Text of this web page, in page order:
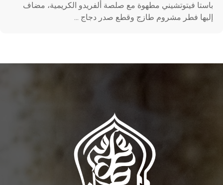
باستا فيتوتشيني مطهوة مع صلصة ألفريدو الكريمية، مضاف
إليها فطر مشروم طازج وقطع صدر دجاج ...